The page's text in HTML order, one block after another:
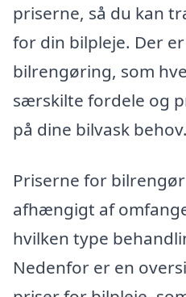
priserne, så du kan
for din bilpleje. Der
bilrengøring, som
særskilte fordele og
på dine bilvask behov.
Priserne for
afhængigt af
hvilken type
Nedenfor er en